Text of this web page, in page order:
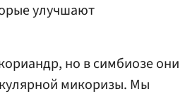
улучшают
но в симбиозе они
микоризы. Мы